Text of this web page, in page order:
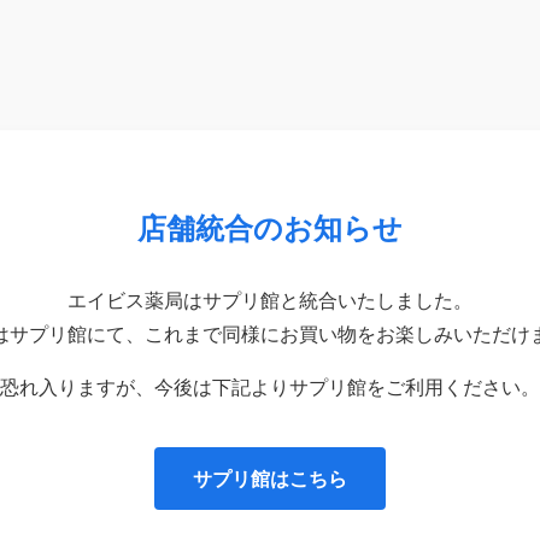
店舗統合のお知らせ
エイビス薬局はサプリ館と統合いたしました。
サプリ館にて、これまで同様にお買い物をお楽しみいただけ
恐れ入りますが、今後は下記よりサプリ館をご利用ください。
サプリ館はこちら